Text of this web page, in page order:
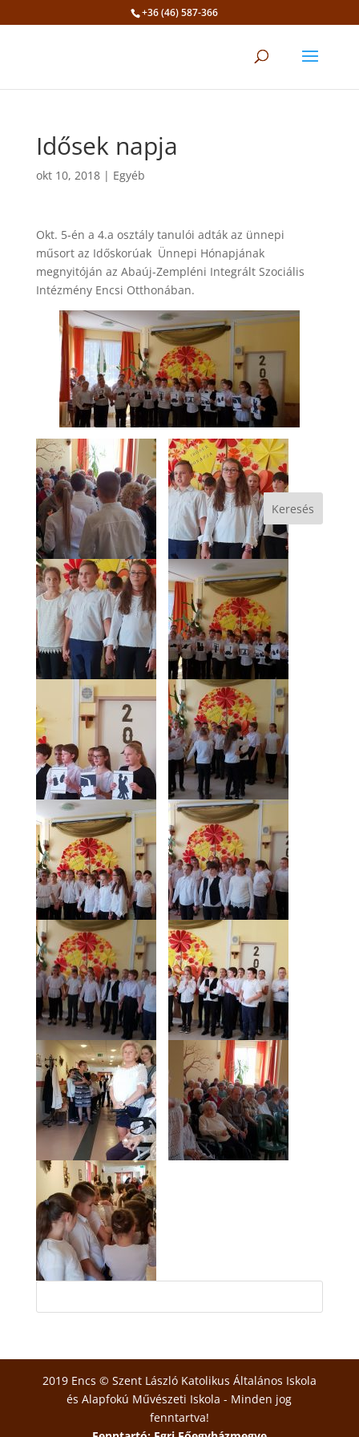
+36 (46) 587-366
Idősek napja
okt 10, 2018| Egyéb
Okt. 5-én a 4.a osztály tanulói adták az ünnepi
műsort az Időskorúak Ünnepi Hónapjának
megnyitóján az Abaúj-Zempléni Integrált Szociális
Intézmény Encsi Otthonában.
2019 Encs © Szent László Katolikus Általános Iskola
és Alapfokú Művészeti Iskola - Minden jog
fenntartva!